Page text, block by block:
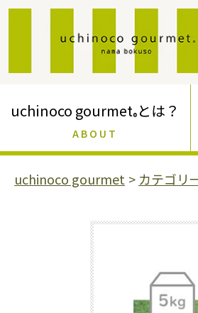
コ
uchinoco gourmet®とは？
ABOUT
uchinoco gourmet > カテゴリ